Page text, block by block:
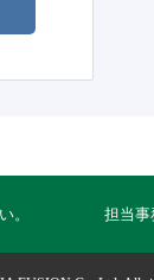
。 担当事